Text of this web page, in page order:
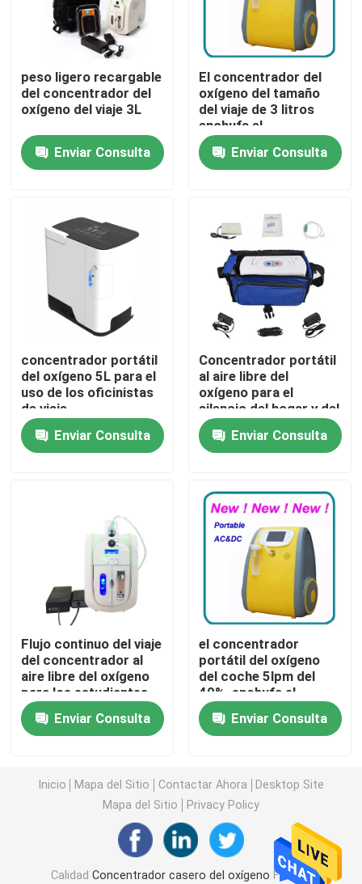
Productos
Sobre nosotros
Noticias
Casos
Pida una cita
Concentrador médico del oxígeno
concentrador del oxígeno del viaje
alto concentrador del oxígeno del flujo
Máquinas portátiles del nebulizador
Aparato médico de la succión
Termómetro de Digitaces del hogar
Monitor de la presión arterial del hogar
peso ligero recargable
del concentrador del
oxígeno del viaje 3L
Enviar Consulta
El concentrador del
oxígeno del tamaño
del viaje de 3 litros
enchufa el
concentrador portátil
del oxígeno para el
transporte aéreo
Enviar Consulta
concentrador portátil
del oxígeno 5L para el
uso de los oficinistas
de viaje
Enviar Consulta
Concentrador portátil
al aire libre del
oxígeno para el
silencio del hogar y del
viaje ultra
Enviar Consulta
Flujo continuo del viaje
del concentrador al
aire libre del oxígeno
para los estudiantes
Enviar Consulta
el concentrador
portátil del oxígeno
del coche 5lpm del
40%, enchufa el
concentrador portátil
del oxígeno de 12
voltios
Enviar Consulta
Inicio Mapa del Sitio Contactar Ahora
Desktop Site
Mapa del Sitio
Privacy Policy
Calidad Concentrador casero del oxígeno Fábrica